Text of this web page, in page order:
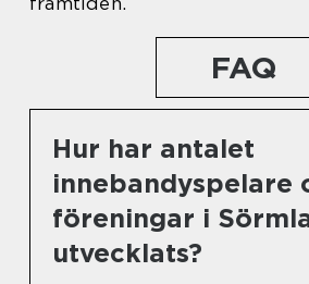
FAQ
Hur har antalet
innebandyspelare
föreningar i
utvecklats?